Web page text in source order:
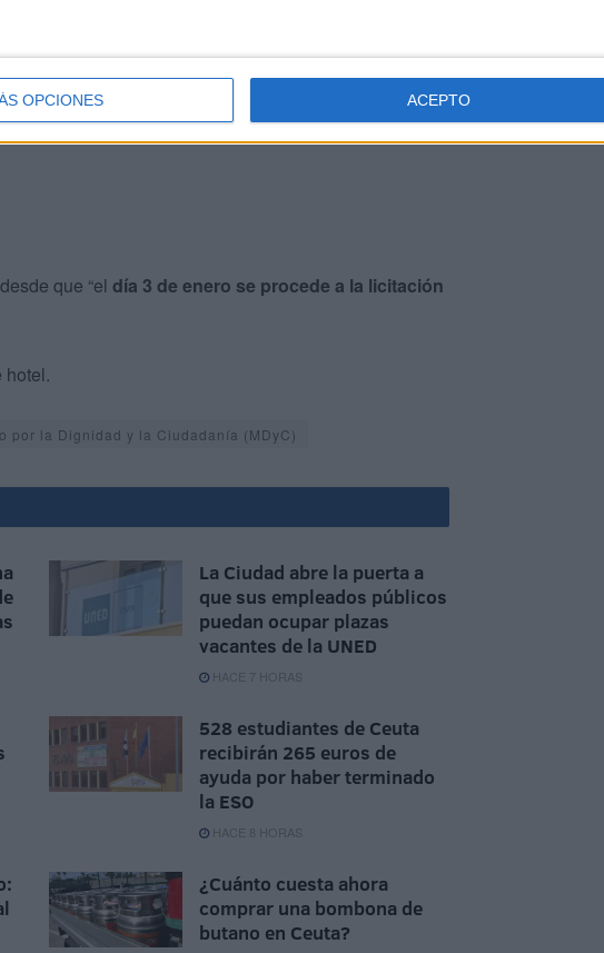
OPCIONES ACEPTO
que
con el grupo socialista en la primera oferta
.
que “el día 3 de enero se procede a la licitación
hotel.
por la Dignidad y la Ciudadanía (MDyC)
La Ciudad abre la puerta a
que sus empleados públicos
puedan ocupar plazas
vacantes de la UNED
HACE 7 HORAS
528 estudiantes de Ceuta
recibirán 265 euros de
ayuda por haber terminado
la ESO
HACE 8 HORAS
¿Cuánto cuesta ahora
comprar una bombona de
butano en Ceuta?